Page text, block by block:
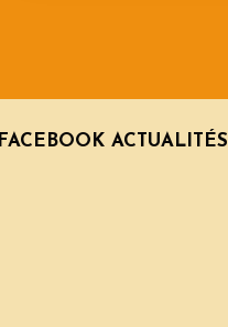
FACEBOOK ACTUALITÉS